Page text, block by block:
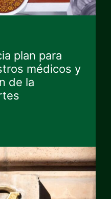
plan para
médicos y
de la